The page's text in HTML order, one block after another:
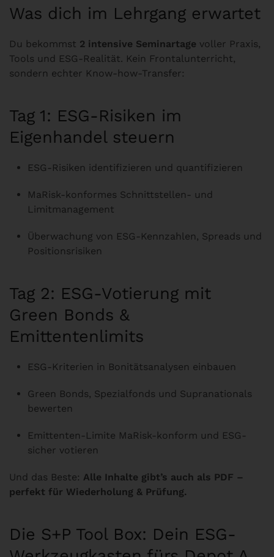
Was dich im Lehrgang erwartet
Du bekommst 2 intensive Seminartage voller Praxis,
Tools und ESG-Realität. Kein Frontalunterricht,
sondern echter Know-how-Transfer:
Tag 1: ESG-Risiken im
Eigenhandel steuern
ESG-Risiken identifizieren und quantifizieren
MaRisk-konformes Schnittstellen- und
Limitmanagement
Überwachung von ESG-Kennzahlen, Spreads und
Positionsrisiken
Tag 2: ESG-Votierung mit
Green Bonds &
Emittentenlimits
ESG-Kriterien in Bonitätsanalysen einbauen
Green Bonds, Spezialfonds und Supranationals
bewerten
Emittenten-Limite MaRisk-konform und ESG-
sicher votieren
Und das Beste: Alle Inhalte gibt’s auch als PDF –
perfekt für Wiederholung & Prüfung.
Die S+P Tool Box: Dein ESG-